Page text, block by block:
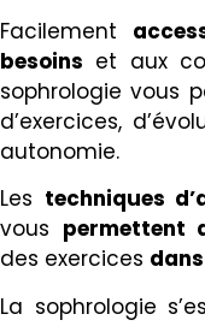
Facilement
besoins et aux
sophrologie vous
d’exercices,
autonomie.
Les techniques
vous permettent
des exercices
La sophrologie